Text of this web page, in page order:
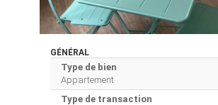
GÉNÉRAL
Type de bien
Appartement
Type de transaction